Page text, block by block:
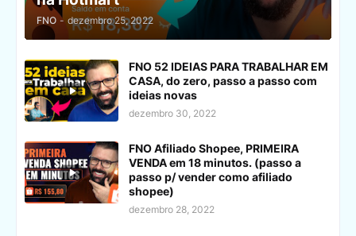
FNO - dezembro 25, 2022
FNO 52 IDEIAS PARA TRABALHAR EM
CASA, do zero, passo a passo com
ideias novas
dezembro 30, 2022
FNO Afiliado Shopee, PRIMEIRA
VENDA em 18 minutos. (passo a
passo p/ vender como afiliado
shopee)
dezembro 28, 2022